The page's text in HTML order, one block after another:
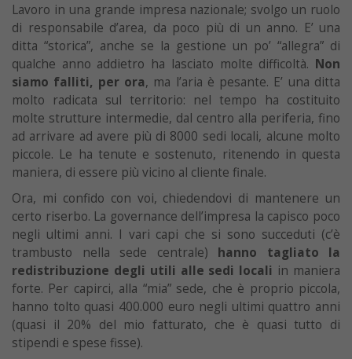
Lavoro in una grande impresa nazionale; svolgo un ruolo
di responsabile d’area, da poco più di un anno. E’ una
ditta “storica”, anche se la gestione un po’ “allegra” di
qualche anno addietro ha lasciato molte difficoltà. Non
siamo falliti, per ora, ma l’aria è pesante. E’ una ditta
molto radicata sul territorio: nel tempo ha costituito
molte strutture intermedie, dal centro alla periferia, fino
ad arrivare ad avere più di 8000 sedi locali, alcune molto
piccole. Le ha tenute e sostenuto, ritenendo in questa
maniera, di essere più vicino al cliente finale.
Ora, mi confido con voi, chiedendovi di mantenere un
certo riserbo. La governance dell’impresa la capisco poco
negli ultimi anni. I vari capi che si sono succeduti (c’è
trambusto nella sede centrale) hanno tagliato la
redistribuzione degli utili alle sedi locali in maniera
forte. Per capirci, alla “mia” sede, che è proprio piccola,
hanno tolto quasi 400.000 euro negli ultimi quattro anni
(quasi il 20% del mio fatturato, che è quasi tutto di
stipendi e spese fisse).